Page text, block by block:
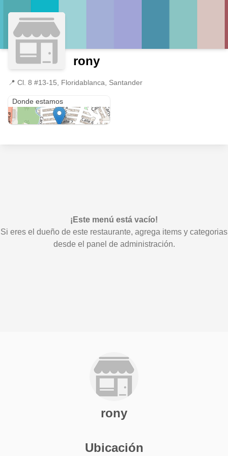
rony
📍 Cl. 8 #13-15, Floridablanca, Santander
Donde estamos
¡Este menú está vacío!
Si eres el dueño de este restaurante, agrega items y categorias
desde el panel de administración.
rony
Ubicación